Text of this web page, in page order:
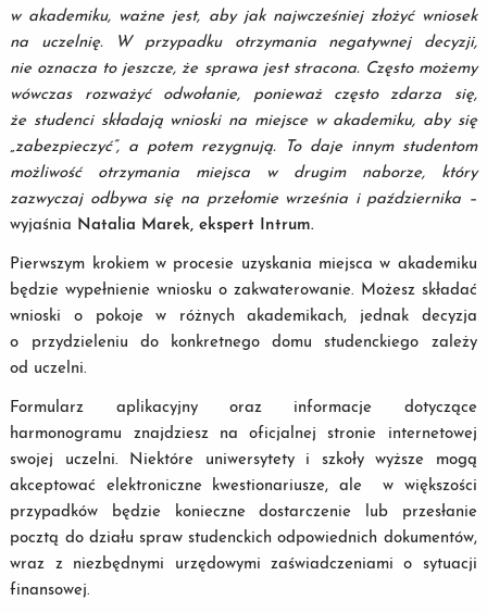
w akademiku, ważne jest, aby jak najwcześniej złożyć wniosek
na uczelnię. W przypadku otrzymania negatywnej decyzji,
nie oznacza to jeszcze, że sprawa jest stracona. Często możemy
wówczas rozważyć odwołanie, ponieważ często zdarza się,
że studenci składają wnioski na miejsce w akademiku, aby się
„zabezpieczyć”, a potem rezygnują. To daje innym studentom
możliwość otrzymania miejsca w drugim naborze, który
zazwyczaj odbywa się na przełomie września i października –
wyjaśnia Natalia Marek, ekspert Intrum.
Pierwszym krokiem w procesie uzyskania miejsca w akademiku
będzie wypełnienie wniosku o zakwaterowanie. Możesz składać
wnioski o pokoje w różnych akademikach, jednak decyzja
o przydzieleniu do konkretnego domu studenckiego zależy
od uczelni.
Formularz aplikacyjny oraz informacje dotyczące
harmonogramu znajdziesz na oficjalnej stronie internetowej
swojej uczelni. Niektóre uniwersytety i szkoły wyższe mogą
akceptować elektroniczne kwestionariusze, ale w większości
przypadków będzie konieczne dostarczenie lub przesłanie
pocztą do działu spraw studenckich odpowiednich dokumentów,
wraz z niezbędnymi urzędowymi zaświadczeniami o sytuacji
finansowej.